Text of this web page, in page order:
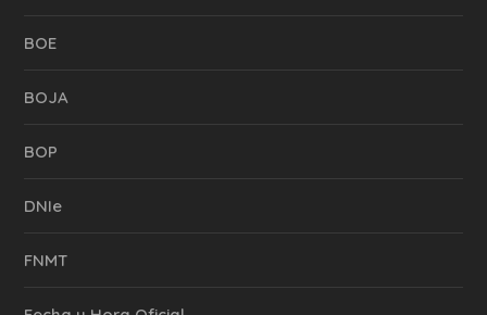
BOE
BOJA
BOP
DNIe
FNMT